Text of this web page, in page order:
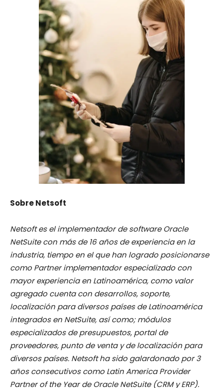
Sobre Netsoft
Netsoft es el implementador de software Oracle
NetSuite con más de 16 años de experiencia en la
industria, tiempo en el que han logrado posicionarse
como Partner implementador especializado con
mayor experiencia en Latinoamérica, como valor
agregado cuenta con desarrollos, soporte,
localización para diversos países de Latinoamérica
integrados en NetSuite, así como; módulos
especializados de presupuestos, portal de
proveedores, punto de venta y de localización para
diversos países. Netsoft ha sido galardonado por 3
años consecutivos como Latin America Provider
Partner of the Year de Oracle NetSuite (CRM y ERP).